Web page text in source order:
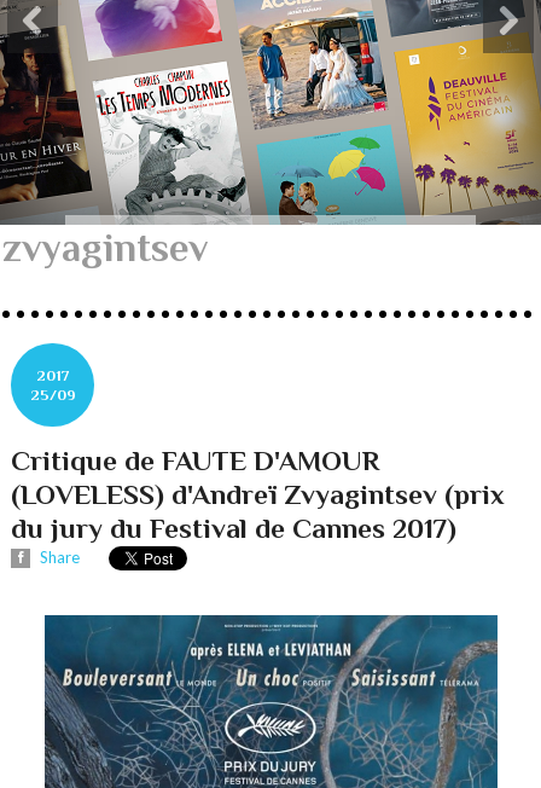
zvyagintsev
2017
25/09
Critique de FAUTE D'AMOUR
(LOVELESS) d'Andreï Zvyagintsev (prix
du jury du Festival de Cannes 2017)
Share